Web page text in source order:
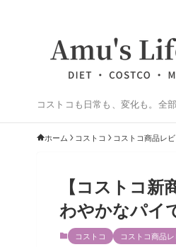
コストコも日常も、変化も。全部
ホーム コストコ コストコ商品レ
【コストコ
わやかなパイ
コストコ コストコ商品